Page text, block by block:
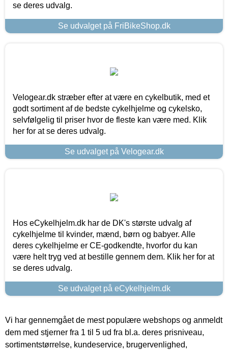
se deres udvalg.
Se udvalget på FriBikeShop.dk
Velogear.dk stræber efter at være en cykelbutik, med et
godt sortiment af de bedste cykelhjelme og cykelsko,
selvfølgelig til priser hvor de fleste kan være med. Klik
her for at se deres udvalg.
Se udvalget på Velogear.dk
Hos eCykelhjelm.dk har de DK's største udvalg af
cykelhjelme til kvinder, mænd, børn og babyer. Alle
deres cykelhjelme er CE-godkendte, hvorfor du kan
være helt tryg ved at bestille gennem dem. Klik her for at
se deres udvalg.
Se udvalget på eCykelhjelm.dk
Vi har gennemgået de mest populære webshops og anmeldt
dem med stjerner fra 1 til 5 ud fra bl.a. deres prisniveau,
sortimentstørrelse, kundeservice, brugervenlighed,